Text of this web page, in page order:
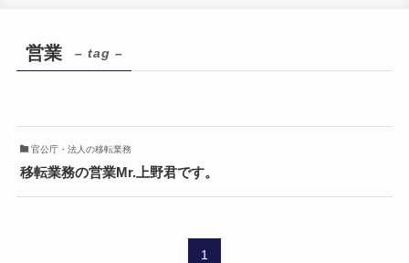
営業 – tag –
官公庁・法人の移転業務
移転業務の営業Mr.上野君です。
1